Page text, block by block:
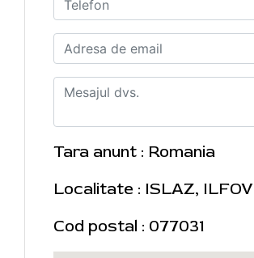
Tara anunt : Romania
Localitate : ISLAZ, ILFOV
Cod postal : 077031